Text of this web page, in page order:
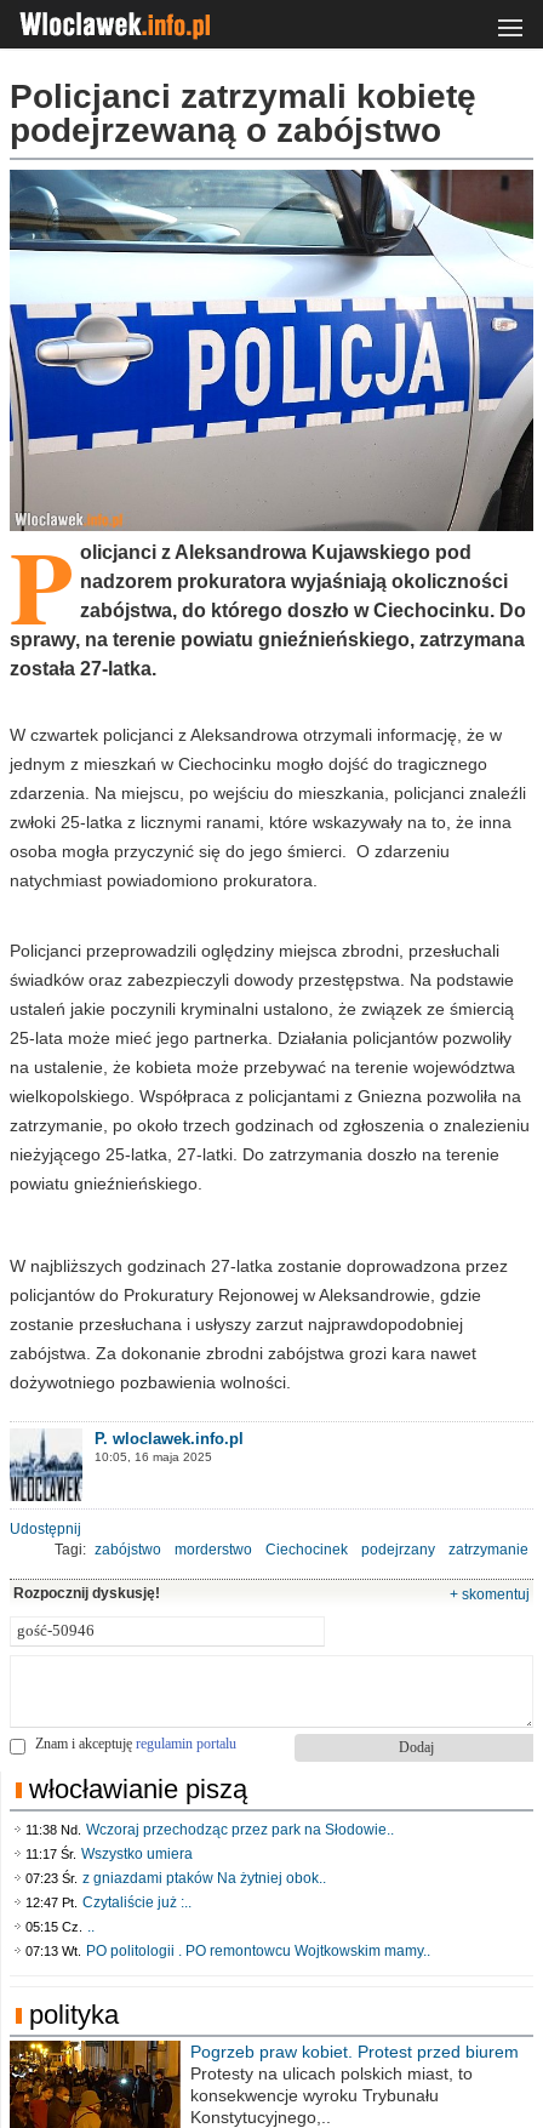
Policjanci zatrzymali kobietę
podejrzewaną o zabójstwo
P olicjanci z Aleksandrowa Kujawskiego pod
nadzorem prokuratora wyjaśniają okoliczności
zabójstwa, do którego doszło w Ciechocinku. Do
sprawy, na terenie powiatu gnieźnieńskiego, zatrzymana
została 27-latka.
W czwartek policjanci z Aleksandrowa otrzymali informację, że w
jednym z mieszkań w Ciechocinku mogło dojść do tragicznego
zdarzenia. Na miejscu, po wejściu do mieszkania, policjanci znaleźli
zwłoki 25-latka z licznymi ranami, które wskazywały na to, że inna
osoba mogła przyczynić się do jego śmierci. O zdarzeniu
natychmiast powiadomiono prokuratora.
Policjanci przeprowadzili oględziny miejsca zbrodni, przesłuchali
świadków oraz zabezpieczyli dowody przestępstwa. Na podstawie
ustaleń jakie poczynili kryminalni ustalono, że związek ze śmiercią
25-lata może mieć jego partnerka. Działania policjantów pozwoliły
na ustalenie, że kobieta może przebywać na terenie województwa
wielkopolskiego. Współpraca z policjantami z Gniezna pozwoliła na
zatrzymanie, po około trzech godzinach od zgłoszenia o znalezieniu
nieżyjącego 25-latka, 27-latki. Do zatrzymania doszło na terenie
powiatu gnieźnieńskiego.
W najbliższych godzinach 27-latka zostanie doprowadzona przez
policjantów do Prokuratury Rejonowej w Aleksandrowie, gdzie
zostanie przesłuchana i usłyszy zarzut najprawdopodobniej
zabójstwa. Za dokonanie zbrodni zabójstwa grozi kara nawet
dożywotniego pozbawienia wolności.
P. wloclawek.info.pl
10:05, 16 maja 2025
Udostępnij
Tagi: zabójstwo morderstwo Ciechocinek podejrzany zatrzymanie
Rozpocznij dyskusję! + skomentuj
Znam i akceptuję regulamin portalu
włocławianie piszą
11:38 Nd. Wczoraj przechodząc przez park na Słodowie..
11:17 Śr. Wszystko umiera
07:23 Śr. z gniazdami ptaków Na żytniej obok..
12:47 Pt. Czytaliście już :..
05:15 Cz. ..
07:13 Wt. PO politologii . PO remontowcu Wojtkowskim mamy..
polityka
Pogrzeb praw kobiet. Protest przed biurem
poselskim PiS
Protesty na ulicach polskich miast, to
konsekwencje wyroku Trybunału
Konstytucyjnego,..